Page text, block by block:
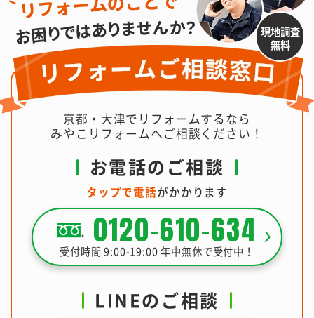
現地調査
無料
京都・大津でリフォームするなら
みやこリフォームへご相談ください！
お電話のご相談
タップで電話がかかります
0120-610-634
受付時間 9:00-19:00 年中無休で受付中！
LINEのご相談